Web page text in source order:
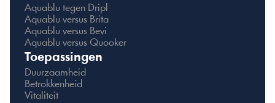
Aquablu tegen Dripl
Aquablu versus Brita
Aquablu versus Bevi
Aquablu versus Quooker
Toepassingen
Duurzaamheid
Betrokkenheid
Vitaliteit